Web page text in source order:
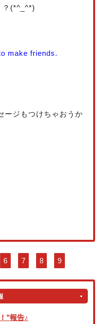
？(*^_^*)
make friends.
ージもつけちゃおうか
6 7 8 9
"報告♪